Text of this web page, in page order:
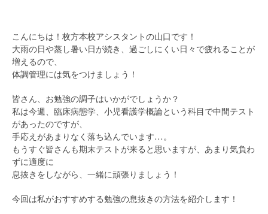
こんにちは！枚方本校アシスタントの山口です！
大雨の日や蒸し暑い日が続き、過ごしにくい日々で疲れることが
増えるので、
体調管理には気をつけましょう！
皆さん、お勉強の調子はいかがでしょうか？
私は今週、臨床病態学、小児看護学概論という科目で中間テスト
があったのですが、
手応えがあまりなく落ち込んでいます…。
もうすぐ皆さんも期末テストが来ると思いますが、あまり気負わ
ずに適度に
息抜きをしながら、一緒に頑張りましょう！
今回は私がおすすめする勉強の息抜きの方法を紹介します！